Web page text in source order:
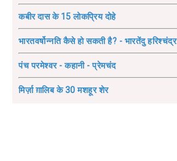
कबीर दास के 15 लोकप्रिय दोहे
भारतवर्षोन्नति कैसे हो सकती है? - भारतेंदु हरिश्चंद्र
पंच परमेश्वर - कहानी - प्रेमचंद
मिर्ज़ा ग़ालिब के 30 मशहूर शेर